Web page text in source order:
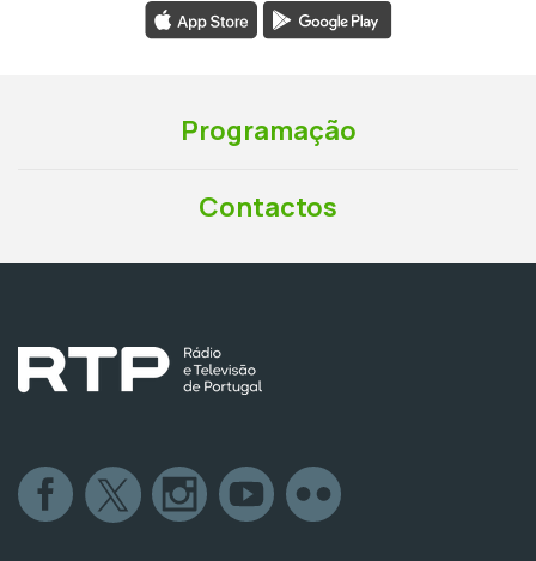
Programação
Contactos